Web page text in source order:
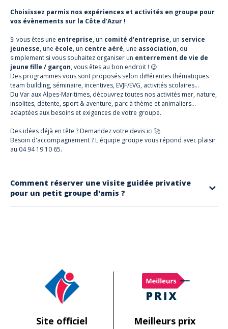
Choisissez parmis nos expériences et activités en groupe pour
vos évènements sur la Côte d'Azur !
Si vous êtes une entreprise, un comité d'entreprise, un service
jeunesse, une école, un centre aéré, une association, ou
simplement si vous souhaitez organiser un enterrement de vie de
jeune fille / garçon, vous êtes au bon endroit ! 😉
Des programmes vous sont proposés selon différentes thématiques :
team building, séminaire, incentives, EVJF/EVG, activités scolaires…
Du Var aux Alpes-Maritimes, découvrez toutes nos activités mer, nature,
insolites, détente, sport & aventure, parc à thème et animaliers…
adaptées aux besoins et exigences de votre groupe.
Des idées déjà en tête ? Demandez votre devis ici 🚀
Besoin d'accompagnement ? L'équipe groupe vous répond avec plaisir
au 04 94 19 10 65.
Comment réserver une visite guidée privative
pour un petit groupe d'amis ?
Site officiel Meilleurs prix